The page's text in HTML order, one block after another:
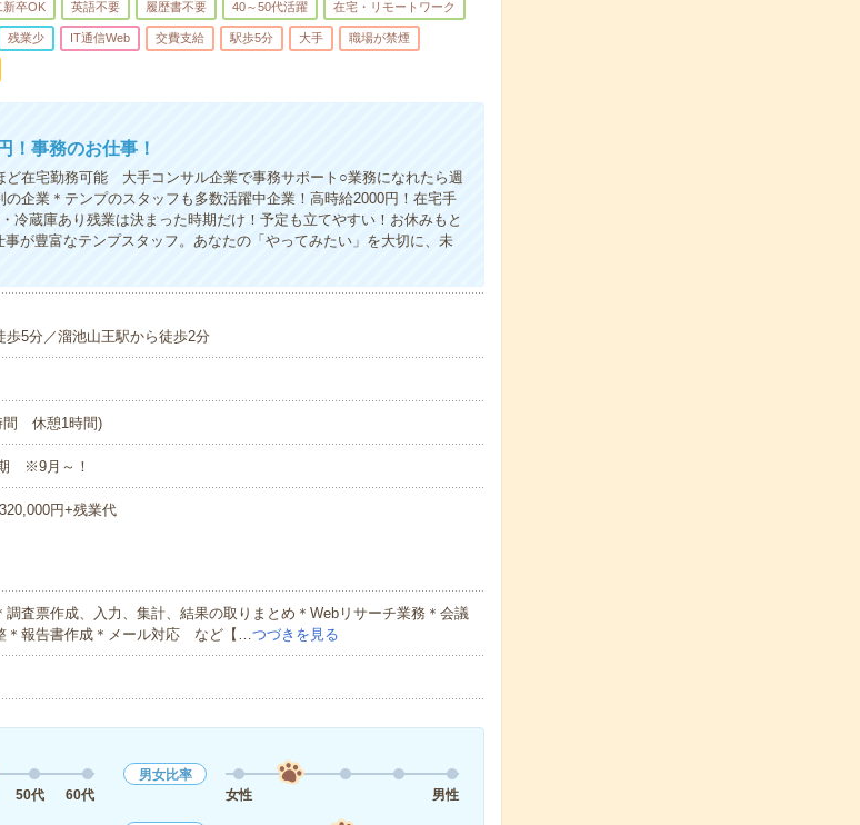
新卒OK 英語不要 履歴書不要 40～50代活躍 在宅・リモートワーク
残業少 IT通信Web 交費支給 駅歩5分 大手 職場が禁煙
！事務のお仕事！
ど在宅勤務可能 大手コンサル企業で事務サポート○業務になれたら週
企業＊テンプのスタッフも多数活躍中企業！高時給2000円！在宅手
冷蔵庫あり残業は決まった時期だけ！予定も立てやすい！お休みもと
が豊富なテンプスタッフ。あなたの「やってみたい」を大切に、未
歩5分／溜池山王駅から徒歩2分
間 休憩1時間)
※9月～！
円+残業代
調査票作成、入力、集計、結果の取りまとめ＊Webリサーチ業務＊会議
＊報告書作成＊メール対応 など【…つづきを見る
50代 60代
男女比率
女性
男性